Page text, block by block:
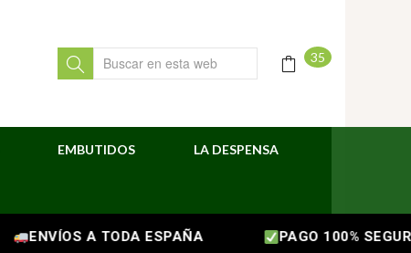
35
EMBUTIDOS LA DESPENSA
ENVÍOS A TODA ESPAÑA PAGO 100% SEGURO